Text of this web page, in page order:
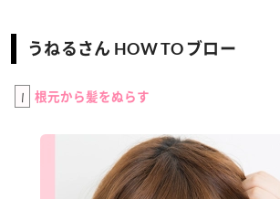
うねるさん HOW TO ブロー
1 根元から髪をぬらす